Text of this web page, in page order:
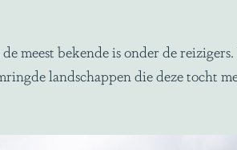
meest bekende is onder de reizigers.
landschappen die deze tocht